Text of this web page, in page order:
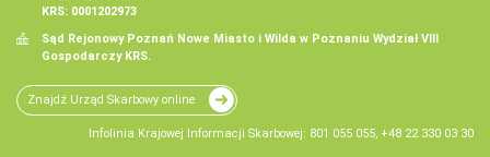
KRS: 0001202973
Sąd Rejonowy Poznań Nowe Miasto i Wilda w Poznaniu Wydział VIII
Gospodarczy KRS.
Znajdź Urząd Skarbowy online
Infolinia Krajowej Informacji Skarbowej: 801 055 055, +48 22 330 03 30